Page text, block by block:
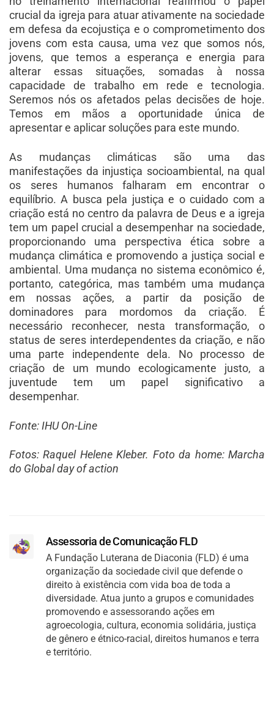
crucial da igreja para atuar ativamente na sociedade
em defesa da ecojustiça e o comprometimento dos
jovens com esta causa, uma vez que somos nós,
jovens, que temos a esperança e energia para
alterar essas situações, somadas à nossa
capacidade de trabalho em rede e tecnologia.
Seremos nós os afetados pelas decisões de hoje.
Temos em mãos a oportunidade única de
apresentar e aplicar soluções para este mundo.
As mudanças climáticas são uma das
manifestações da injustiça socioambiental, na qual
os seres humanos falharam em encontrar o
equilíbrio. A busca pela justiça e o cuidado com a
criação está no centro da palavra de Deus e a igreja
tem um papel crucial a desempenhar na sociedade,
proporcionando uma perspectiva ética sobre a
mudança climática e promovendo a justiça social e
ambiental. Uma mudança no sistema econômico é,
portanto, categórica, mas também uma mudança
em nossas ações, a partir da posição de
dominadores para mordomos da criação. É
necessário reconhecer, nesta transformação, o
status de seres interdependentes da criação, e não
uma parte independente dela. No processo de
criação de um mundo ecologicamente justo, a
juventude tem um papel significativo a
desempenhar.
Fonte: IHU On-Line
Fotos: Raquel Helene Kleber. Foto da home: Marcha
do Global day of action
Assessoria de Comunicação FLD
A Fundação Luterana de Diaconia (FLD) é uma
organização da sociedade civil que defende o
direito à existência com vida boa de toda a
diversidade. Atua junto a grupos e comunidades
promovendo e assessorando ações em
agroecologia, cultura, economia solidária, justiça
de gênero e étnico-racial, direitos humanos e terra
e território.